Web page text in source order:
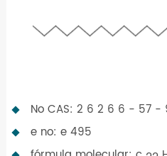
No CAS: 2 6 2 6 6 - 57 -
e no: e 495